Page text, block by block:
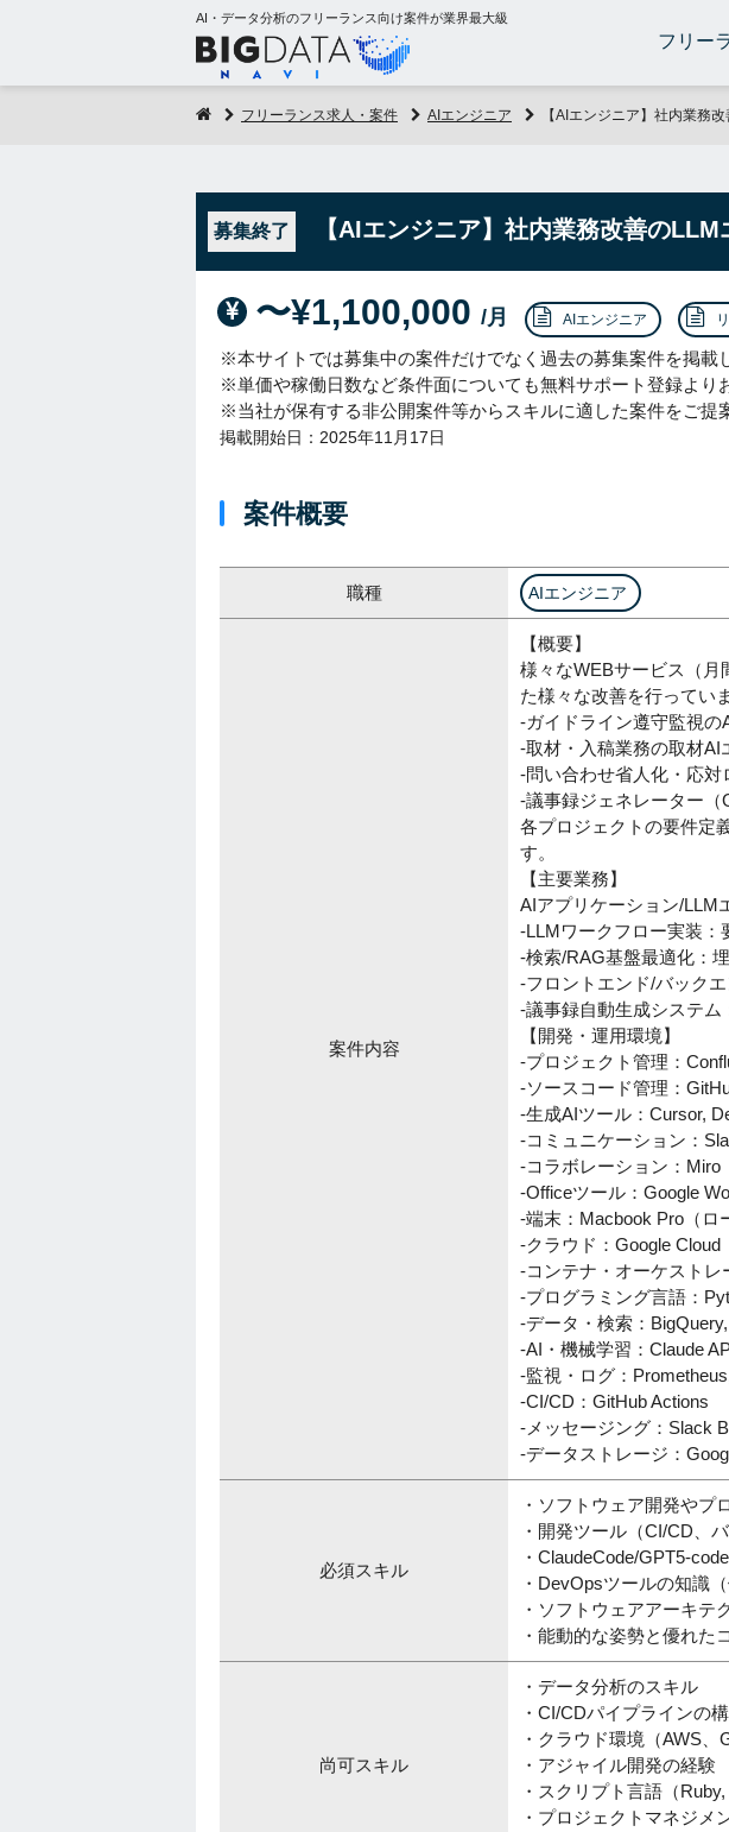
AI・データ分析のフリーランス向け案件が業界最大級
フリー
フリーランス求人・案件 AIエンジニア 【AIエンジニア】社内業務
募集終了 【AIエンジニア】社内業務改善の
〜¥1,100,000 /月 AIエンジニア
※本サイトでは募集中の案件だけでなく過去の募集案件を掲載
※単価や稼働日数など条件面についても無料サポート登録より
※当社が保有する非公開案件等からスキルに適した案件をご提
掲載開始日：2025年11月17日
案件概要
職種 AIエンジニア
案件内容
【概要】
様々なWEBサービス（月
た様々な改善を行っていま
-ガイドライン遵守監視の
-取材・入稿業務の取材AI
-問い合わせ省人化・応
-議事録ジェネレーター（
各プロジェクトの要件定
す。
【主要業務】
AIアプリケーション/LLM
-LLMワークフロー実装：
-検索/RAG基盤最適化：
-フロントエンド/バック
-議事録自動生成システ
【開発・運用環境】
-プロジェクト管理：
-ソースコード管理：
-生成AIツール：Cursor,
-コミュニケーション：
-コラボレーション：Miro
-Officeツール：Google
-端末：Macbook Pro（ロ
-クラウド：Google Cloud
-コンテナ・オーケストレ
-プログラミング言語：
-データ・検索：
-AI・機械学習：Claude
-監視・ログ：
-CI/CD：GitHub Actions
-メッセージング：Slack
-データストレージ：
必須スキル
・ソフトウェア開発やプ
・開発ツール（CI/CD、
・ClaudeCode/GPT5-
・DevOpsツールの知識
・ソフトウェアアーキテ
・能動的な姿勢と優れた
尚可スキル
・データ分析のスキル
・CI/CDパイプラインの
・クラウド環境（AWS
・アジャイル開発の経験
・スクリプト言語（
・プロジェクトマネジメ